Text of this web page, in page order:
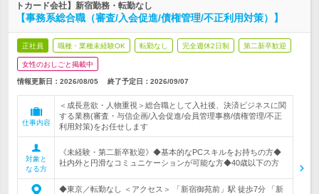
トカード会社】新宿勤務・転勤なし
【事務系総合職（審査/入会促進/債権管理/不正利用対策）】
正社員 職種・業種未経験OK 転勤なし 完全週休2日制 第二新卒歓迎
女性のおしごと掲載中
情報更新日：2026/08/05 終了予定日： 2026/09/07
仕事内容
＜成長意欲・人物重視＞総合職として入社後、決済ビジネスに関
する業務(審査・与信企画/入会促進/会員管理事務/債権管理/不正
利用対策)をお任せします
対象と
なる方
《未経験・第二新卒歓迎》◆基本的なPCスキルをお持ちの方◆
社内外と円滑なコミュニケーションが可能な方◆40歳以下の方
◆東京／転勤なし ＜アクセス＞ 「新宿御苑前」駅 徒歩7分 「新